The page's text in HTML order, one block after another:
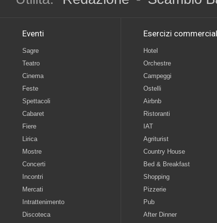
Eventi
Sagre
Teatro
Cinema
Feste
Spettacoli
Cabaret
Fiere
Lirica
Mostre
Concerti
Incontri
Mercati
Intrattenimento
Discoteca
Esercizi
Hotel
Orchestre
Campeggi
Ostelli
Airbnb
Ristoranti
IAT
Agriturist
Country House
Bed & Breakfast
Shopping
Pizzerie
Pub
After Dinner